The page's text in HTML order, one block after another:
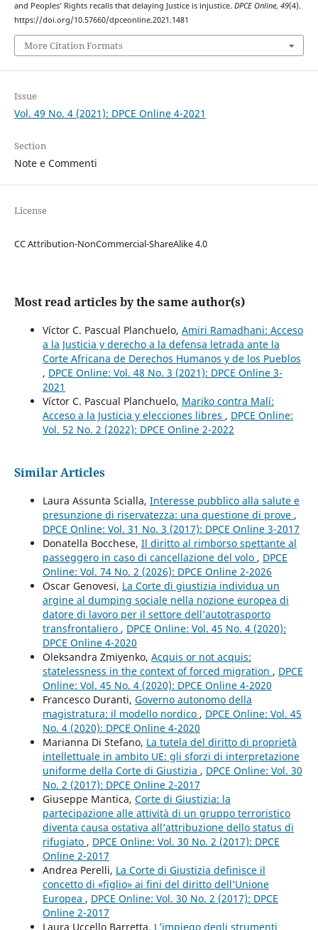
and Peoples’ Rights recalls that delaying Justice is injustice. DPCE Online, 49(4).
https://doi.org/10.57660/dpceonline.2021.1481
More Citation Formats
Issue
Vol. 49 No. 4 (2021): DPCE Online 4-2021
Section
Note e Commenti
License
CC Attribution-NonCommercial-ShareAlike 4.0
Most read articles by the same author(s)
Víctor C. Pascual Planchuelo, Amiri Ramadhani: Acceso
a la Justicia y derecho a la defensa letrada ante la
Corte Africana de Derechos Humanos y de los Pueblos
, DPCE Online: Vol. 48 No. 3 (2021): DPCE Online 3-
2021
Víctor C. Pascual Planchuelo, Mariko contra Malí:
Acceso a la Justicia y elecciones libres , DPCE Online:
Vol. 52 No. 2 (2022): DPCE Online 2-2022
Similar Articles
Laura Assunta Scialla, Interesse pubblico alla salute e
presunzione di riservatezza: una questione di prove ,
DPCE Online: Vol. 31 No. 3 (2017): DPCE Online 3-2017
Donatella Bocchese, Il diritto al rimborso spettante al
passeggero in caso di cancellazione del volo , DPCE
Online: Vol. 74 No. 2 (2026): DPCE Online 2-2026
Oscar Genovesi, La Corte di giustizia individua un
argine al dumping sociale nella nozione europea di
datore di lavoro per il settore dell’autotrasporto
transfrontaliero , DPCE Online: Vol. 45 No. 4 (2020):
DPCE Online 4-2020
Oleksandra Zmiyenko, Acquis or not acquis:
statelessness in the context of forced migration , DPCE
Online: Vol. 45 No. 4 (2020): DPCE Online 4-2020
Francesco Duranti, Governo autonomo della
magistratura: il modello nordico , DPCE Online: Vol. 45
No. 4 (2020): DPCE Online 4-2020
Marianna Di Stefano, La tutela del diritto di proprietà
intellettuale in ambito UE: gli sforzi di interpretazione
uniforme della Corte di Giustizia , DPCE Online: Vol. 30
No. 2 (2017): DPCE Online 2-2017
Giuseppe Mantica, Corte di Giustizia: la
partecipazione alle attività di un gruppo terroristico
diventa causa ostativa all’attribuzione dello status di
rifugiato , DPCE Online: Vol. 30 No. 2 (2017): DPCE
Online 2-2017
Andrea Perelli, La Corte di Giustizia definisce il
concetto di «figlio» ai fini del diritto dell’Unione
Europea , DPCE Online: Vol. 30 No. 2 (2017): DPCE
Online 2-2017
Laura Uccello Barretta, L’impiego degli strumenti